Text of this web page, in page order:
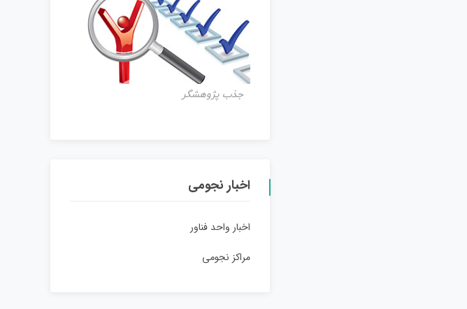
جذب پژوهشگر
اخبار نجومی
اخبار واحد فناور
مراکز نجومی